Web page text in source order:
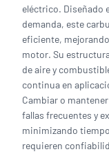
eléctrico. Diseñado
demanda, este
eficiente,
motor. Su
de aire y
continua en
Cambiar o
fallas frecuentes y
minimizando
requieren